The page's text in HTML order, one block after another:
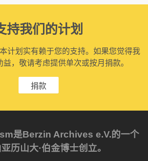
持我们的计划
计划实有赖于您的支持。如果您觉得我
，敬请考虑提供单次或按月捐款。
捐款
是Berzin Archives e.V.的一个
历山大·伯金博士创立。